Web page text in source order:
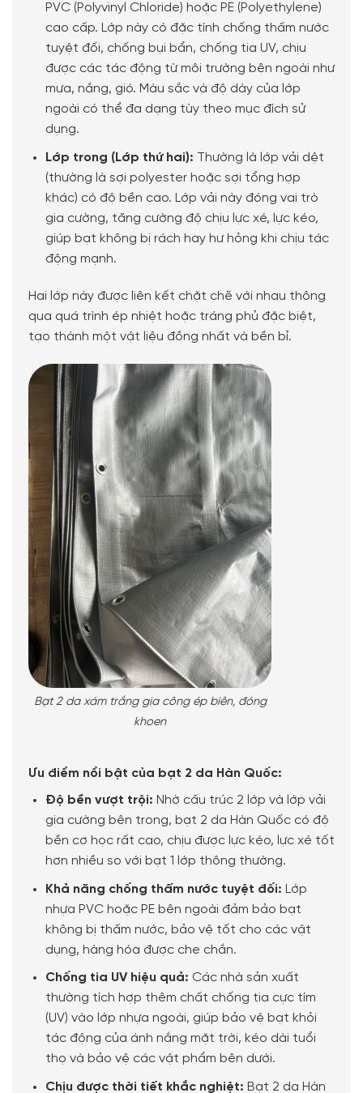
PVC (Polyvinyl Chloride) hoặc PE (Polyethylene)
cao cấp. Lớp này có đặc tính chống thấm nước
tuyệt đối, chống bụi bẩn, chống tia UV, chịu
được các tác động từ môi trường bên ngoài như
mưa, nắng, gió. Màu sắc và độ dày của lớp
ngoài có thể đa dạng tùy theo mục đích sử
dụng.
Lớp trong (Lớp thứ hai): Thường là lớp vải dệt
(thường là sợi polyester hoặc sợi tổng hợp
khác) có độ bền cao. Lớp vải này đóng vai trò
gia cường, tăng cường độ chịu lực xé, lực kéo,
giúp bạt không bị rách hay hư hỏng khi chịu tác
động mạnh.
Hai lớp này được liên kết chặt chẽ với nhau thông
qua quá trình ép nhiệt hoặc tráng phủ đặc biệt,
tạo thành một vật liệu đồng nhất và bền bỉ.
Bạt 2 da xám trắng gia công ép biên, đóng
khoen
Ưu điểm nổi bật của bạt 2 da Hàn Quốc:
Độ bền vượt trội: Nhờ cấu trúc 2 lớp và lớp vải
gia cường bên trong, bạt 2 da Hàn Quốc có độ
bền cơ học rất cao, chịu được lực kéo, lực xé tốt
hơn nhiều so với bạt 1 lớp thông thường.
Khả năng chống thấm nước tuyệt đối: Lớp
nhựa PVC hoặc PE bên ngoài đảm bảo bạt
không bị thấm nước, bảo vệ tốt cho các vật
dụng, hàng hóa được che chắn.
Chống tia UV hiệu quả: Các nhà sản xuất
thường tích hợp thêm chất chống tia cực tím
(UV) vào lớp nhựa ngoài, giúp bảo vệ bạt khỏi
tác động của ánh nắng mặt trời, kéo dài tuổi
thọ và bảo vệ các vật phẩm bên dưới.
Chịu được thời tiết khắc nghiệt: Bạt 2 da Hàn